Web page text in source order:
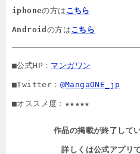
iphoneの方は こちら
Android の方はこちら
■公式HP： マンガワン
■Twitter： @MangaONE_jp
■オススメ度：★★★★★
作品の掲載が終了して
詳しくは公式アプリ